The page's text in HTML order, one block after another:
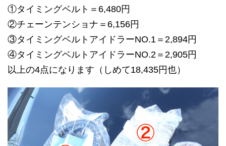
①タイミングベルト＝6,480円
②チェーンテンショナ＝6,156円
③タイミングベルトアイドラーNO.1＝2,894円
④タイミングベルトアイドラーNO.2＝2,905円
以上の4点になります（しめて18,435円也）